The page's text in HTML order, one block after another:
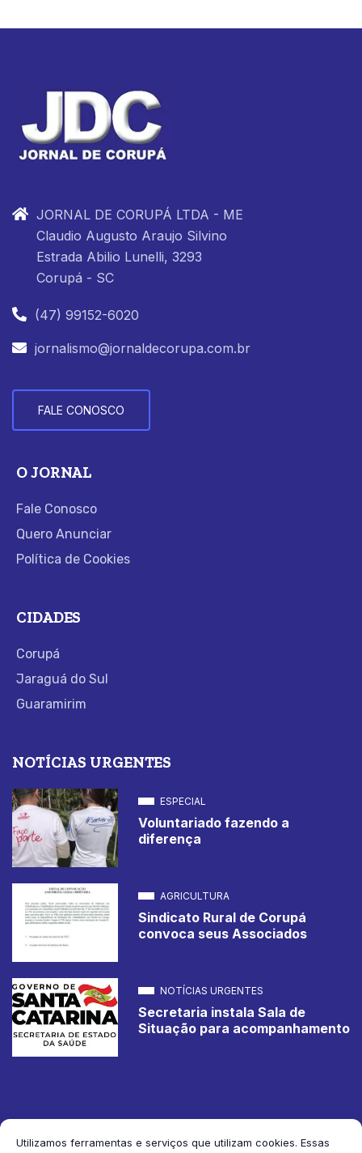
Utilizamos ferramentas e serviços que utilizam cookies. Essas
JORNAL DE CORUPÁ LTDA - ME
Claudio Augusto Araujo Silvino
Estrada Abilio Lunelli, 3293
Corupá - SC
(47) 99152-6020
jornalismo@jornaldecorupa.com.br
FALE CONOSCO
O JORNAL
Fale Conosco
Quero Anunciar
Política de Cookies
CIDADES
Corupá
Jaraguá do Sul
Guaramirim
NOTÍCIAS URGENTES
ESPECIAL
Voluntariado fazendo a
diferença
AGRICULTURA
Sindicato Rural de Corupá
convoca seus Associados
NOTÍCIAS URGENTES
Secretaria instala Sala de
Situação para acompanhamento